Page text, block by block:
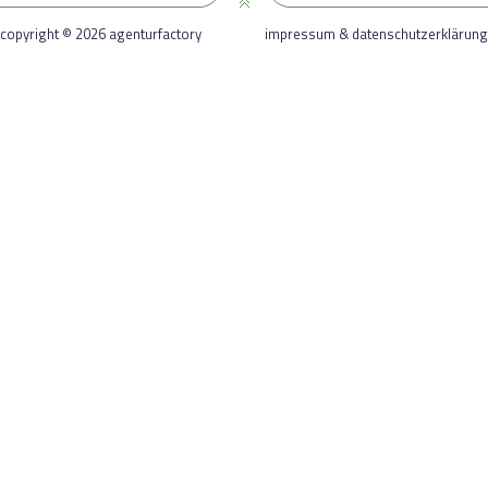
copyright © 2026 agenturfactory impressum & datenschutzerklärung